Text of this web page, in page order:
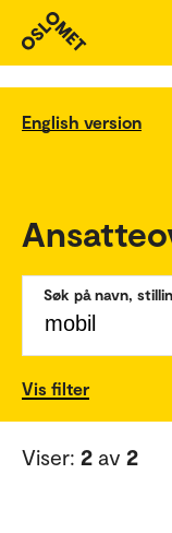
English version
Søk på navn,
Vis filter
Viser: 2 av 2